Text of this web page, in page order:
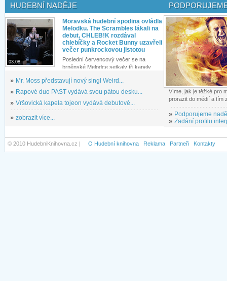
HUDEBNÍ NADĚJE
03.08.
Moravská hudební spodina ovládla
Melodku. The Scrambles lákali na
debut, CHLEB!K rozdával
chlebíčky a Rocket Bunny uzavřeli
večer punkrockovou jistotou
Poslední červencový večer se na
brněnské Melodce setkaly tři kapely...
» Mr. Moss představují nový singl Weird...
» Rapové duo PAST vydává svou pátou desku...
» Vršovická kapela tojeon vydává debutové...
» zobrazit více...
Víme, jak je těžké pro
prorazit do médií a tím
» Podporujeme
» Zadání profilu
© 2010 HudebniKnihovna.cz | O Hudební knihovna Reklama Partneři Kontakty